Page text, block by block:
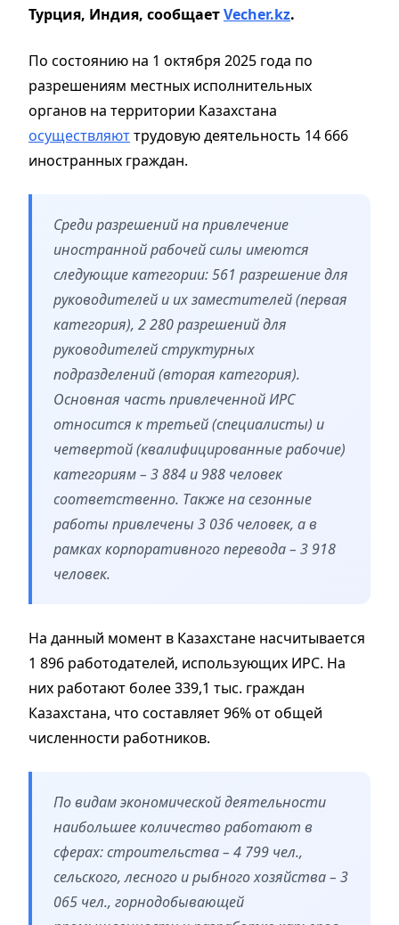
Турция, Индия, сообщаетVecher.kz.
По состоянию на 1 октября 2025 года по
разрешениям местных исполнительных
органов на территории Казахстана
осуществляюттрудовую деятельность 14 666
иностранных граждан.
Среди разрешений на привлечение
иностранной рабочей силы имеются
следующие категории: 561 разрешение для
руководителей и их заместителей (первая
категория), 2 280 разрешений для
руководителей структурных
подразделений (вторая категория).
Основная часть привлеченной ИРС
относится к третьей (специалисты) и
четвертой (квалифицированные рабочие)
категориям – 3 884 и 988 человек
соответственно. Также на сезонные
работы привлечены 3 036 человек, а в
рамках корпоративного перевода – 3 918
человек.
На данный момент в Казахстане насчитывается
1 896 работодателей, использующих ИРС. На
них работают более 339,1 тыс. граждан
Казахстана, что составляет 96% от общей
численности работников.
По видам экономической деятельности
наибольшее количество работают в
сферах: строительства – 4 799 чел.,
сельского, лесного и рыбного хозяйства – 3
065 чел., горнодобывающей